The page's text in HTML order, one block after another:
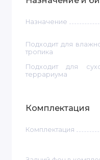
Назначение
Подходит для
тропика
Подходит для
террариума
Комплектация
Комплектация